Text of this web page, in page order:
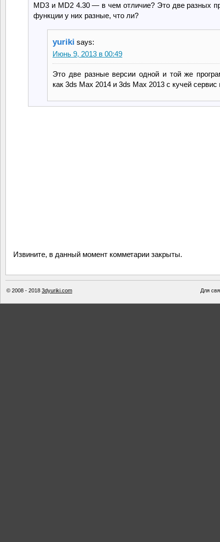
MD3 и MD2 4.30 — в чем отличие? Это две разных
функции у них разные, что ли?
yuriki says:
Июнь 9, 2013 в 00:49
Это две разные версии одной и той же
как 3ds Max 2014 и 3ds Max 2013 с кучей сервис
Извините, в данный момент комметарии закрыты.
© 2008 - 2018 3dyuriki.com Для